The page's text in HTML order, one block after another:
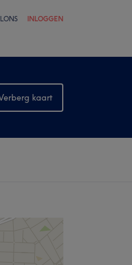
INLOGGEN
kaart
kaart